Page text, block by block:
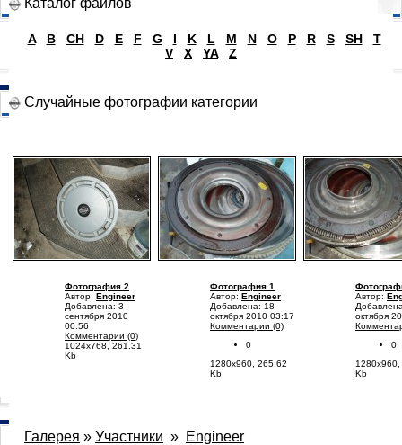
Каталог файлов
A B CH D E F G I K L M N O P R S SH
T
V
X YA Z
Случайные фотографии категории
Фотография 2
Автор: Engineer
Добавлена: 3
сентября 2010
00:56
Комментарии (0)
1024x768, 261.31
Kb
Фотография 1
Автор: Engineer
Добавлена: 18
октября 2010 03:17
Комментарии (0)
0
1280x960, 265.62
Kb
Автор:
октября
0
Kb
Галерея » Участники » Engineer